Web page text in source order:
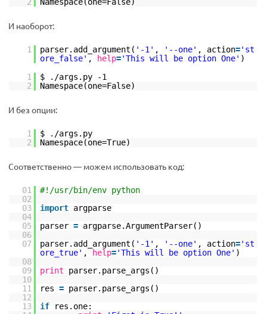
И наоборот:
1 parser.add_argument( '-1' , '--one' , action='st
ore_false' , help='This will be option One' )
1
$ ./args.py -1
2
Namespace(one=False)
И без опции:
1
$ ./args.py
2
Namespace(one=True)
Соответственно — можем использовать код:
01
#!/usr/bin/env python
02
03
import argparse
04
05
parser = argparse.ArgumentParser()
06
07
parser.add_argument( '-1' , '--one' , action='st
ore_true' , help='This will be option One' )
08
09
print
parser.parse_args()
10
11
res = parser.parse_args()
12
13
if
res.one: